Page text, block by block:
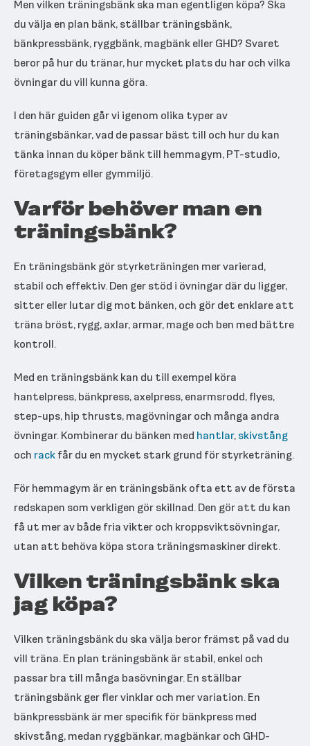
Men vilken träningsbänk ska man egentligen köpa? Ska
du välja en plan bänk, ställbar träningsbänk,
bänkpressbänk, ryggbänk, magbänk eller GHD? Svaret
beror på hur du tränar, hur mycket plats du har och vilka
övningar du vill kunna göra.
I den här guiden går vi igenom olika typer av
träningsbänkar, vad de passar bäst till och hur du kan
tänka innan du köper bänk till hemmagym, PT-studio,
företagsgym eller gymmiljö.
Varför behöver man en
träningsbänk?
En träningsbänk gör styrketräningen mer varierad,
stabil och effektiv. Den ger stöd i övningar där du ligger,
sitter eller lutar dig mot bänken, och gör det enklare att
träna bröst, rygg, axlar, armar, mage och ben med bättre
kontroll.
Med en träningsbänk kan du till exempel köra
hantelpress, bänkpress, axelpress, enarmsrodd, flyes,
step-ups, hip thrusts, magövningar och många andra
övningar. Kombinerar du bänken med hantlar,skivstång
och rackfår du en mycket stark grund för styrketräning.
För hemmagym är en träningsbänk ofta ett av de första
redskapen som verkligen gör skillnad. Den gör att du kan
få ut mer av både fria vikter och kroppsviktsövningar,
utan att behöva köpa stora träningsmaskiner direkt.
Vilken träningsbänk ska
jag köpa?
Vilken träningsbänk du ska välja beror främst på vad du
vill träna. En plan träningsbänk är stabil, enkel och
passar bra till många basövningar. En ställbar
träningsbänk ger fler vinklar och mer variation. En
bänkpressbänk är mer specifik för bänkpress med
skivstång, medan ryggbänkar, magbänkar och GHD-